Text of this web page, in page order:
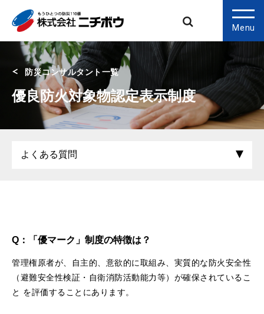
Menu
防災コンサルタント一覧
優良防火対象物認定表示制度
Q：「優マーク」制度の特徴は？
管理権原者が、自主的、意欲的に取組み、実質的な防火安全性
（避難安全性検証・自衛消防活動能力等）が確保されているこ
と を評価することにあります。